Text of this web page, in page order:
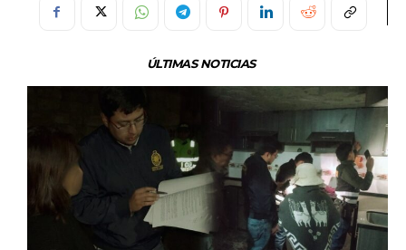
ÚLTIMAS NOTICIAS